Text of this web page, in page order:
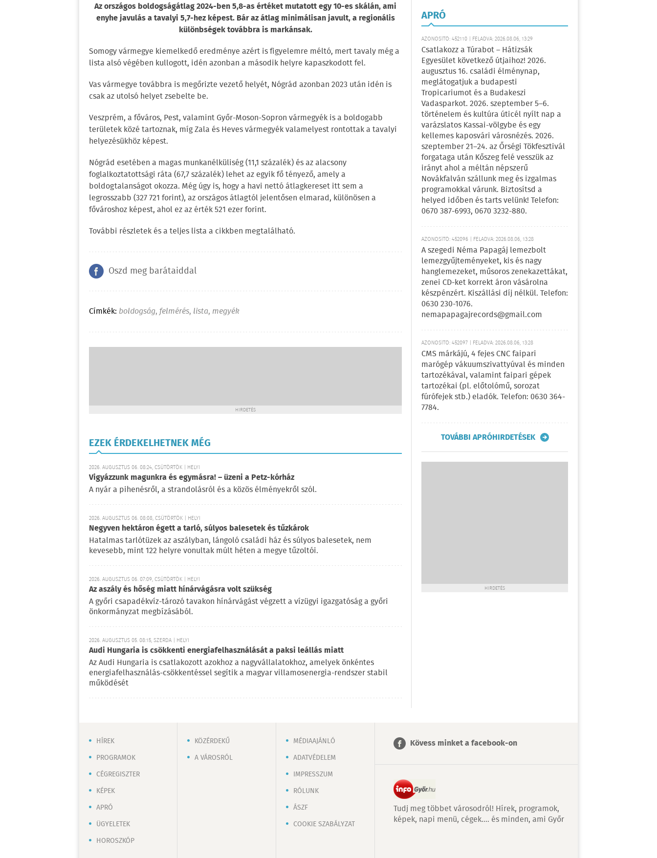
Az országos boldogságátlag 2024-ben 5,8-as értéket mutatott egy 10-es skálán, ami
enyhe javulás a tavalyi 5,7-hez képest. Bár az átlag minimálisan javult, a regionális
különbségek továbbra is markánsak.
Somogy vármegye kiemelkedő eredménye azért is figyelemre méltó, mert tavaly még a
lista alsó végében kullogott, idén azonban a második helyre kapaszkodott fel.
Vas vármegye továbbra is megőrizte vezető helyét, Nógrád azonban 2023 után idén is
csak az utolsó helyet zsebelte be.
Veszprém, a főváros, Pest, valamint Győr-Moson-Sopron vármegyék is a boldogabb
területek közé tartoznak, míg Zala és Heves vármegyék valamelyest rontottak a tavalyi
helyezésükhöz képest.
Nógrád esetében a magas munkanélküliség (11,1 százalék) és az alacsony
foglalkoztatottsági ráta (67,7 százalék) lehet az egyik fő tényező, amely a
boldogtalanságot okozza. Még úgy is, hogy a havi nettó átlagkereset itt sem a
legrosszabb (327 721 forint), az országos átlagtól jelentősen elmarad, különösen a
fővároshoz képest, ahol ez az érték 521 ezer forint.
További részletek és a teljes lista a cikkben megtalálható.
Oszd meg barátaiddal
Címkék: boldogság,felmérés, lista, megyék
HIRDETÉS
EZEK ÉRDEKELHETNEK MÉG
2026. AUGUSZTUS 06. 08:24, CSÜTÖRTÖK | HELYI
Vigyázzunk magunkra és egymásra! – üzeni a Petz-kórház
A nyár a pihenésről, a strandolásról és a közös élményekről szól.
2026. AUGUSZTUS 06. 08:08, CSÜTÖRTÖK | HELYI
Negyven hektáron égett a tarló, súlyos balesetek és tűzkárok
Hatalmas tarlótüzek az aszályban, lángoló családi ház és súlyos balesetek, nem
kevesebb, mint 122 helyre vonultak múlt héten a megye tűzoltói.
2026. AUGUSZTUS 06. 07:09, CSÜTÖRTÖK | HELYI
Az aszály és hőség miatt hínárvágásra volt szükség
A győri csapadékvíz-tározó tavakon hínárvágást végzett a vízügyi igazgatóság a győri
önkormányzat megbízásából.
2026. AUGUSZTUS 05. 08:15, SZERDA | HELYI
Audi Hungaria is csökkenti energiafelhasználását a paksi leállás miatt
Az Audi Hungaria is csatlakozott azokhoz a nagyvállalatokhoz, amelyek önkéntes
energiafelhasználás-csökkentéssel segítik a magyar villamosenergia-rendszer stabil
működését
APRÓ
AZONOSÍTÓ: 452110 | FELADVA: 2026.08.06, 13:29
Csatlakozz a Túrabot – Hátizsák
Egyesület következő útjaihoz! 2026.
augusztus 16. családi élménynap,
meglátogatjuk a budapesti
Tropicariumot és a Budakeszi
Vadasparkot. 2026. szeptember 5–6.
történelem és kultúra úticél nyílt nap a
varázslatos Kassai-völgybe és egy
kellemes kaposvári városnézés. 2026.
szeptember 21–24. az Őrségi Tökfesztivál
forgataga után Kőszeg felé vesszük az
irányt ahol a méltán népszerű
Novákfalván szállunk meg és izgalmas
programokkal várunk. Biztosítsd a
helyed időben és tarts velünk! Telefon:
0670 387-6993, 0670 3232-880.
AZONOSÍTÓ: 452096 | FELADVA: 2026.08.06, 13:28
A szegedi Néma Papagáj lemezbolt
lemezgyűjteményeket, kis és nagy
hanglemezeket, műsoros zenekazettákat,
zenei CD-ket korrekt áron vásárolna
készpénzért. Kiszállási díj nélkül. Telefon:
0630 230-1076.
nemapapagajrecords@gmail.com
AZONOSÍTÓ: 452097 | FELADVA: 2026.08.06, 13:28
CMS márkájú, 4 fejes CNC faipari
marógép vákuumszivattyúval és minden
tartozékával, valamint faipari gépek
tartozékai (pl. előtolómű, sorozat
fúrófejek stb.) eladók. Telefon: 0630 364-
7784.
TOVÁBBI APRÓHIRDETÉSEK
HIRDETÉS
HÍREK
PROGRAMOK
CÉGREGISZTER
KÉPEK
APRÓ
ÜGYELETEK
HOROSZKÓP
KÖZÉRDEKŰ
A VÁROSRÓL
MÉDIAAJÁNLÓ
ADATVÉDELEM
IMPRESSZUM
RÓLUNK
ÁSZF
COOKIE SZABÁLYZAT
Kövess minket a facebook-on
Tudj meg többet városodról! Hírek, programok,
képek, napi menü, cégek…. és minden, ami Győr